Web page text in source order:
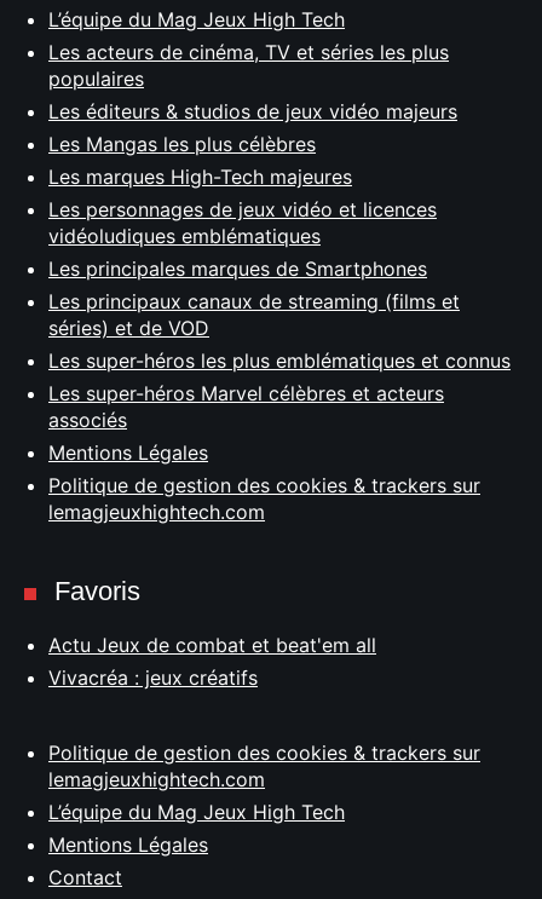
L’équipe du Mag Jeux High Tech
Les acteurs de cinéma, TV et séries les plus
populaires
Les éditeurs & studios de jeux vidéo majeurs
Les Mangas les plus célèbres
Les marques High-Tech majeures
Les personnages de jeux vidéo et licences
vidéoludiques emblématiques
Les principales marques de Smartphones
Les principaux canaux de streaming (films et
séries) et de VOD
Les super-héros les plus emblématiques et connus
Les super-héros Marvel célèbres et acteurs
associés
Mentions Légales
Politique de gestion des cookies & trackers sur
lemagjeuxhightech.com
Favoris
Actu Jeux de combat et beat'em all
Vivacréa : jeux créatifs
Politique de gestion des cookies & trackers sur
lemagjeuxhightech.com
L’équipe du Mag Jeux High Tech
Mentions Légales
Contact